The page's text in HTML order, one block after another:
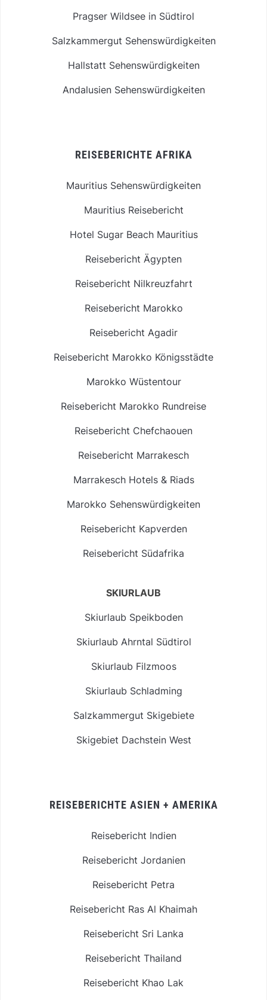
Pragser Wildsee in Südtirol
Salzkammergut Sehenswürdigkeiten
Hallstatt Sehenswürdigkeiten
Andalusien Sehenswürdigkeiten
REISEBERICHTE AFRIKA
Mauritius Sehenswürdigkeiten
Mauritius Reisebericht
Hotel Sugar Beach Mauritius
Reisebericht Ägypten
Reisebericht Nilkreuzfahrt
Reisebericht Marokko
Reisebericht Agadir
Reisebericht Marokko Königsstädte
Marokko Wüstentour
Reisebericht Marokko Rundreise
Reisebericht Chefchaouen
Reisebericht Marrakesch
Marrakesch Hotels & Riads
Marokko Sehenswürdigkeiten
Reisebericht Kapverden
Reisebericht Südafrika
SKIURLAUB
Skiurlaub Speikboden
Skiurlaub Ahrntal Südtirol
Skiurlaub Filzmoos
Skiurlaub Schladming
Salzkammergut Skigebiete
Skigebiet Dachstein West
REISEBERICHTE ASIEN + AMERIKA
Reisebericht Indien
Reisebericht Jordanien
Reisebericht Petra
Reisebericht Ras Al Khaimah
Reisebericht Sri Lanka
Reisebericht Thailand
Reisebericht Khao Lak